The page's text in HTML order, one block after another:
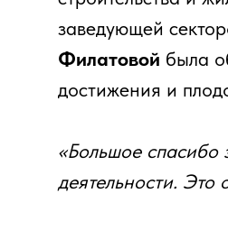
заведующей
Филатовой была
достижения и
«Большое спасибо
деятельности. Это